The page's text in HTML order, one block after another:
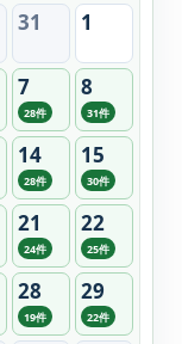
31 1
7
28件
8
31件
14
28件
15
30件
21
24件
22
25件
28
19件
29
22件